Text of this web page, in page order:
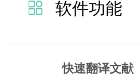
软件功能
快速翻译文献